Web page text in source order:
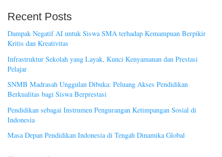
Recent Posts
Dampak Negatif AI untuk Siswa SMA terhadap Kemampuan Berpikir
Kritis dan Kreativitas
Infrastruktur Sekolah yang Layak, Kunci Kenyamanan dan Prestasi
Pelajar
SNMB Madrasah Unggulan Dibuka: Peluang Akses Pendidikan
Berkualitas bagi Siswa Berprestasi
Pendidikan sebagai Instrumen Pengurangan Ketimpangan Sosial di
Indonesia
Masa Depan Pendidikan Indonesia di Tengah Dinamika Global